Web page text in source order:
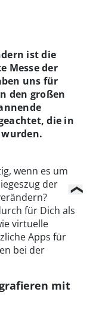
ist die
Messe der
uns für
den großen
die in
wenn es um
der
für Dich als
virtuelle
Apps für
bei der
mit